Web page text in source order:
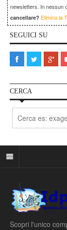
newsletters. In nessun
cancellare? Elimina la
SEGUICI SU
CERCA
Scopri l'unico